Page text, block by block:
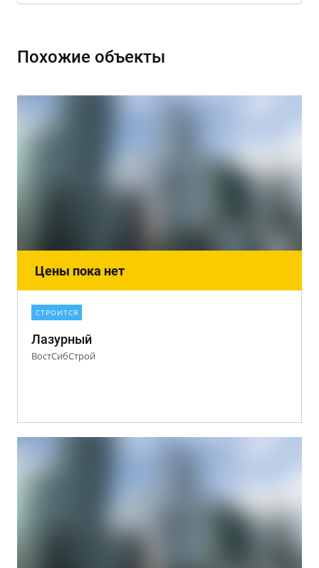
Похожие объекты
Цены пока нет
СТРОИТСЯ
Лазурный
ВостСибСтрой